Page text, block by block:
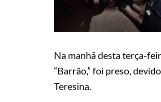
Na manhã desta terça-
“Barrão,” foi preso,
Teresina.